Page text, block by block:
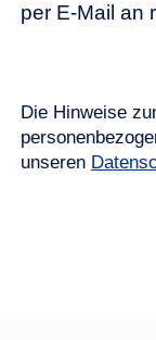
per E-Mail an
Die Hinweise
unseren